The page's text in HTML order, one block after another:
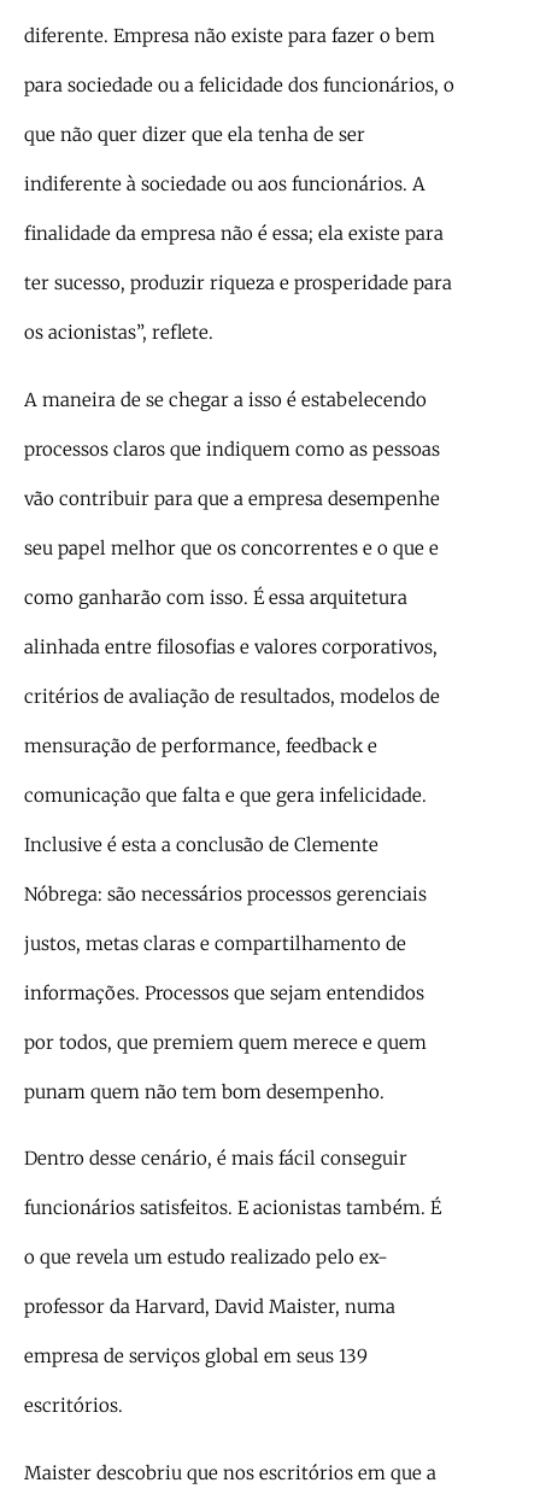
diferente. Empresa não existe para fazer o bem
para sociedade ou a felicidade dos funcionários, o
que não quer dizer que ela tenha de ser
indiferente à sociedade ou aos funcionários. A
finalidade da empresa não é essa; ela existe para
ter sucesso, produzir riqueza e prosperidade para
os acionistas”, reflete.
A maneira de se chegar a isso é estabelecendo
processos claros que indiquem como as pessoas
vão contribuir para que a empresa desempenhe
seu papel melhor que os concorrentes e o que e
como ganharão com isso. É essa arquitetura
alinhada entre filosofias e valores corporativos,
critérios de avaliação de resultados, modelos de
mensuração de performance, feedback e
comunicação que falta e que gera infelicidade.
Inclusive é esta a conclusão de Clemente
Nóbrega: são necessários processos gerenciais
justos, metas claras e compartilhamento de
informações. Processos que sejam entendidos
por todos, que premiem quem merece e quem
punam quem não tem bom desempenho.
Dentro desse cenário, é mais fácil conseguir
funcionários satisfeitos. E acionistas também. É
o que revela um estudo realizado pelo ex-
professor da Harvard, David Maister, numa
empresa de serviços global em seus 139
escritórios.
Maister descobriu que nos escritórios em que a